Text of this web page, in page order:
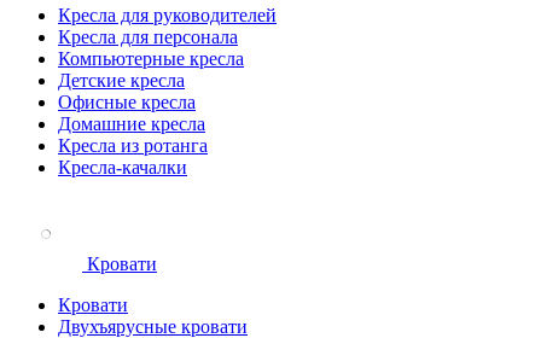
Кресла для руководителей
Кресла для персонала
Компьютерные кресла
Детские кресла
Офисные кресла
Домашние кресла
Кресла из ротанга
Кресла-качалки
Кровати
Кровати
Двухъярусные кровати